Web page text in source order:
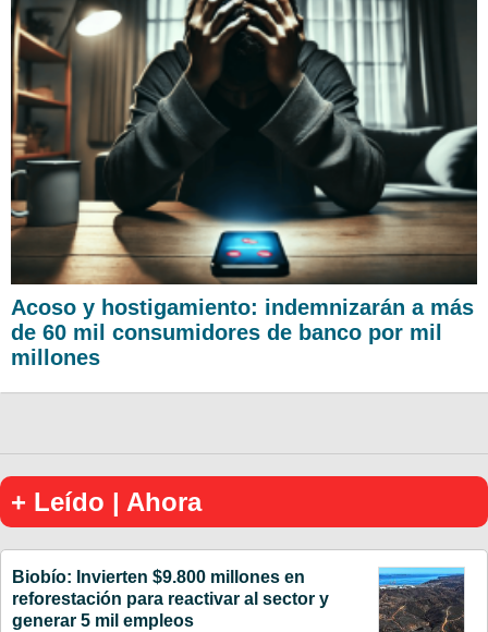
Acoso y hostigamiento: indemnizarán a más
de 60 mil consumidores de banco por mil
millones
+ Leído | Ahora
Biobío: Invierten $9.800 millones en
reforestación para reactivar al sector y
generar 5 mil empleos